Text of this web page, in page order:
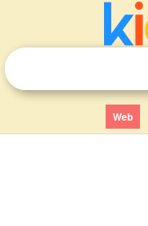
Web